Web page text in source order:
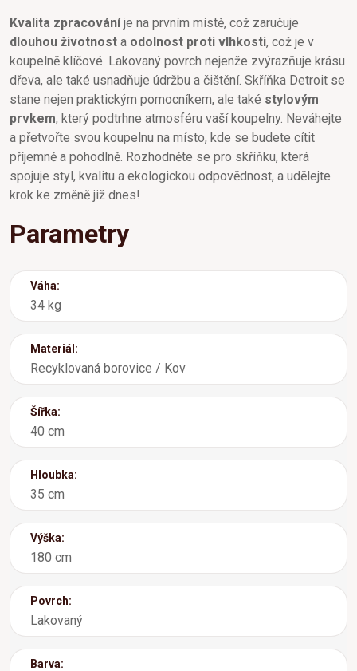
Kvalita zpracováníje na prvním místě, což zaručuje
dlouhou životnost a odolnost proti vlhkosti, což je v
koupelně klíčové. Lakovaný povrch nejenže zvýrazňuje krásu
dřeva, ale také usnadňuje údržbu a čištění. Skříňka Detroit se
stane nejen praktickým pomocníkem, ale také stylovým
prvkem, který podtrhne atmosféru vaší koupelny. Neváhejte
a přetvořte svou koupelnu na místo, kde se budete cítit
příjemně a pohodlně. Rozhodněte se pro skříňku, která
spojuje styl, kvalitu a ekologickou odpovědnost, a udělejte
krok ke změně již dnes!
Parametry
Váha:
34 kg
Materiál:
Recyklovaná borovice / Kov
Šířka:
40 cm
Hloubka:
35 cm
Výška:
180 cm
Povrch:
Lakovaný
Barva: